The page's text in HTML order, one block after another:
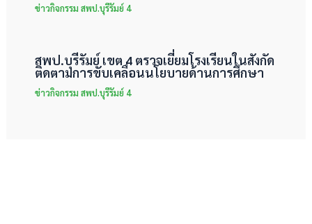
ข่าวกิจกรรม สพป.บุรีรัมย์ 4
สพป.บุรีรัมย์ เขต 4 ตรวจเยี่ยมโรงเรียนในสังกัด
ติดตามการขับเคลื่อนนโยบายด้านการศึกษา
ข่าวกิจกรรม สพป.บุรีรัมย์ 4